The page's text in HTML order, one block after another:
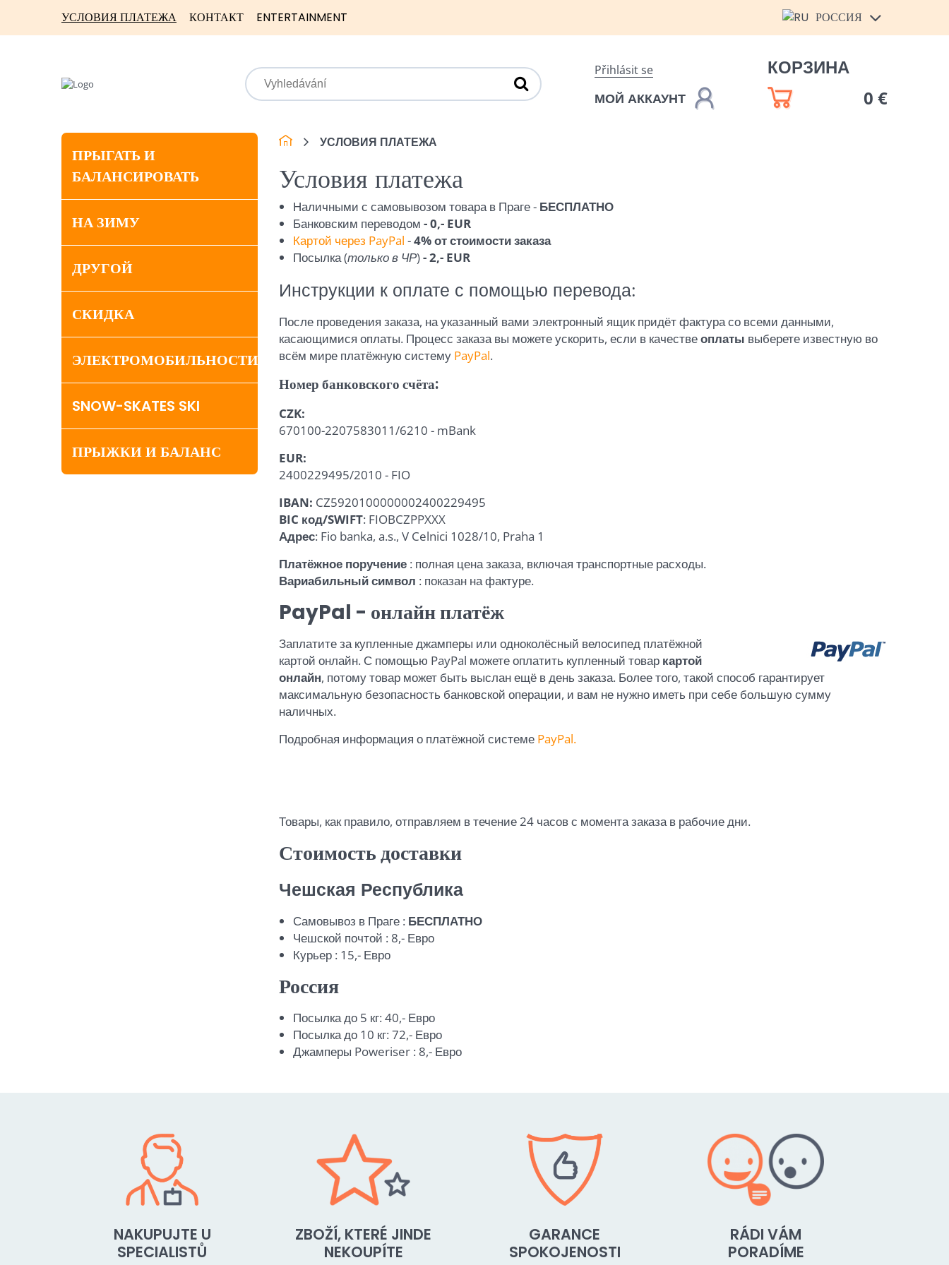
УСЛОВИЯ ПЛАТЕЖА КОНТАКТ ENTERTAINMENT РОССИЯ
Přihlásit se
МОЙ АККАУНТ
КОРЗИНА
0 €
ПРЫГАТЬ И
БАЛАНСИРОВАТЬ
НА ЗИМУ
ДРУГОЙ
СКИДКА
ЭЛЕКТРОМОБИЛЬНОСТИ
SNOW-SKATES SKI
ПРЫЖКИ И БАЛАНС
УСЛОВИЯ ПЛАТЕЖА
Условия платежа
Наличными с самовывозом товара в Праге - БЕСПЛАТНО
Банковским переводом - 0,- EUR
Картой через PayPal -4% от стоимости заказа
Посылка (только в ЧР)- 2,- EUR
Инструкции к оплате с помощью перевода:
После проведения заказа, на указанный вами электронный ящик придёт фактура со всеми данными,
касающимися оплаты. Процесс заказа вы можете ускорить, если в качествеоплаты выберете известную во
всём мире платёжную систему PayPal.
Номер банковского счёта:
CZK:
670100-2207583011/6210 - mBank
EUR:
2400229495/2010 - FIO
IBAN: CZ5920100000002400229495
BIC код/SWIFT: FIOBCZPPXXX
Адрес: Fio banka, a.s., V Celnici 1028/10, Praha 1
Платёжное поручение: полная цена заказа, включая транспортные расходы.
Вариабильный символ : показан на фактуре.
PayPal - онлайн платёж
Заплатите за купленные джамперы или одноколёсный велосипед платёжной
картой онлайн. С помощью PayPal можете оплатить купленный товар картой
онлайн, потому товар может быть выслан ещё в день заказа. Более того, такой способ гарантирует
максимальную безопасность банковской операции, и вам не нужно иметь при себе большую сумму
наличных.
Подробная информация о платёжной системе PayPal.
Товары, как правило, отправляем в течение 24 часов с момента заказа в рабочие дни.
Стоимость доставки
Чешская Республика
Самовывоз в Праге : БЕСПЛАТНО
Чешской почтой : 8,- Евро
Курьер : 15,- Евро
Россия
Посылка до 5 кг: 40,- Евро
Посылка до 10 кг: 72,- Евро
Джамперы Poweriser : 8,- Евро
NAKUPUJTE U
SPECIALISTŮ
ZBOŽÍ, KTERÉ JINDE
NEKOUPÍTE
GARANCE
SPOKOJENOSTI
RÁDI VÁM
PORADÍME